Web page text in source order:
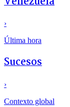
›
Última hora
Sucesos
›
Contexto global